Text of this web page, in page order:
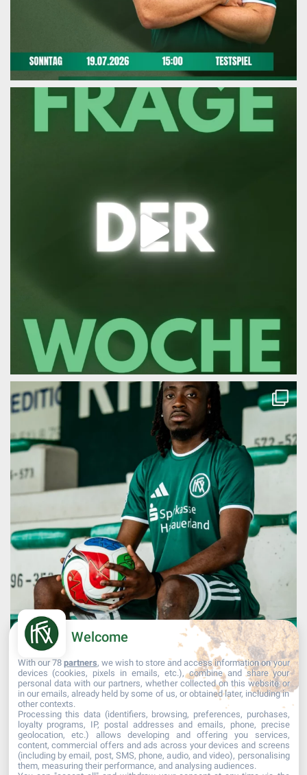
Mehr laden... Auf Instagram folgen
Welcome
With our 78 partners, we wish to store and access information on your
devices (cookies, pixels in emails, etc.), combine and share your
personal data with our partners, whether collected on this website or
in our emails, already held by some of us, or obtained later, including in
other contexts.
Processing this data (identifiers, browsing, preferences, purchases,
loyalty programs, IP, postal addresses and emails, phone, precise
geolocation, etc.) allows developing and offering you services,
content, commercial offers and ads across your devices and screens
(including by email, post, SMS, phone, audio, and video), personalising
them, measuring their performance, and analysing audiences.